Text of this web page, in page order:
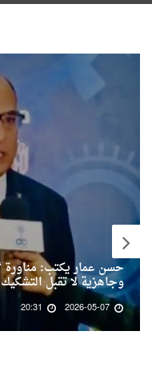
وجاهزية لا تقبل التشكيك
2026-05-07
20:31